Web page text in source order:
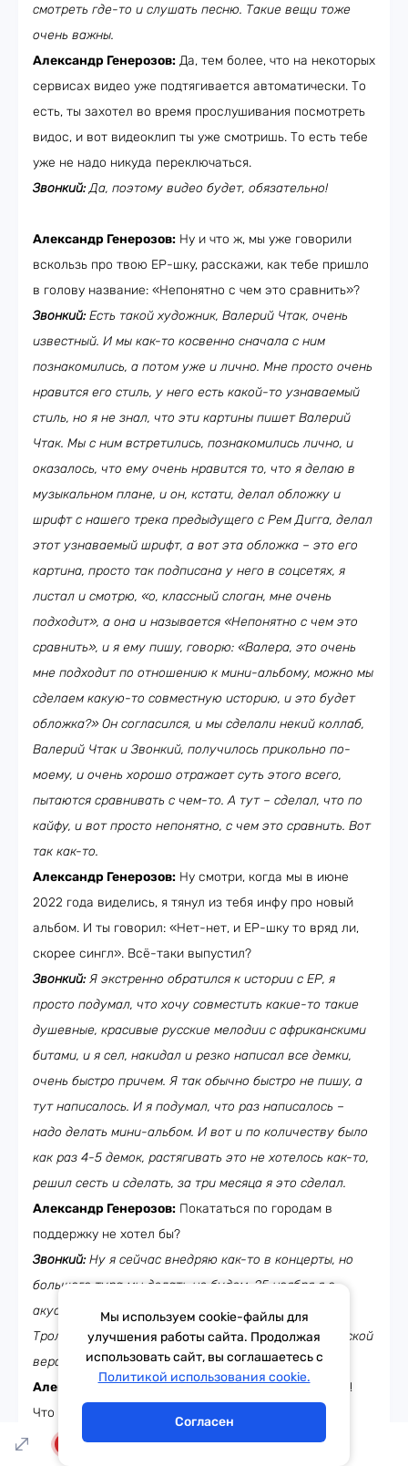
смотреть где-то и слушать песню. Такие вещи тоже
очень важны.
Александр Генерозов: Да, тем более, что на некоторых
сервисах видео уже подтягивается автоматически. То
есть, ты захотел во время прослушивания посмотреть
видос, и вот видеоклип ты уже смотришь. То есть тебе
уже не надо никуда переключаться.
Звонкий:Да, поэтому видео будет, обязательно!
Александр Генерозов: Ну и что ж, мы уже говорили
вскользь про твою ЕР-шку, расскажи, как тебе пришло
в голову название: «Непонятно с чем это сравнить»?
Звонкий:Есть такой художник, Валерий Чтак, очень
известный. И мы как-то косвенно сначала с ним
познакомились, а потом уже и лично. Мне просто очень
нравится его стиль, у него есть какой-то узнаваемый
стиль, но я не знал, что эти картины пишет Валерий
Чтак. Мы с ним встретились, познакомились лично, и
оказалось, что ему очень нравится то, что я делаю в
музыкальном плане, и он, кстати, делал обложку и
шрифт с нашего трека предыдущего с Рем Дигга, делал
этот узнаваемый шрифт, а вот эта обложка – это его
картина, просто так подписана у него в соцсетях, я
листал и смотрю, «о, классный слоган, мне очень
подходит», а она и называется «Непонятно с чем это
сравнить», и я ему пишу, говорю: «Валера, это очень
мне подходит по отношению к мини-альбому, можно мы
сделаем какую-то совместную историю, и это будет
обложка?» Он согласился, и мы сделали некий коллаб,
Валерий Чтак и Звонкий, получилось прикольно по-
моему, и очень хорошо отражает суть этого всего,
пытаются сравнивать с чем-то. А тут – сделал, что по
кайфу, и вот просто непонятно, с чем это сравнить. Вот
так как-то.
Александр Генерозов: Ну смотри, когда мы в июне
2022 года виделись, я тянул из тебя инфу про новый
альбом. И ты говорил: «Нет-нет, и ЕР-шку то вряд ли,
скорее сингл». Всё-таки выпустил?
Звонкий:Я экстренно обратился к истории с ЕР, я
просто подумал, что хочу совместить какие-то такие
душевные, красивые русские мелодии с африканскими
битами, и я сел, накидал и резко написал все демки,
очень быстро причем. Я так обычно быстро не пишу, а
тут написалось. И я подумал, что раз написалось –
надо делать мини-альбом. И вот и по количеству было
как раз 4-5 демок, растягивать это не хотелось как-то,
решил сесть и сделать, за три месяца я это сделал.
Александр Генерозов: Покататься по городам в
поддержку не хотел бы?
Звонкий:Ну я сейчас внедряю как-то в концерты, но
большого тура мы делать не будем, 25 ноября я с
акустическим концертом буду в Москве, в Мумий
Тролль баре, и там я хочу всё это спеть в акустической
версии, весь этот ЕР и всё это сыграть, вот так.
Александр Генерозов:О, это крутая будет история!
Что ж, Андрей, спасибо тебе огромное за отличную
музыку и классный разговор, всегда рады тебе, и до
Тема дня Гороскоп
Мы используем cookie-файлы для
улучшения работы сайта. Продолжая
использовать сайт, вы соглашаетесь с
Политикой использования cookie.
Согласен